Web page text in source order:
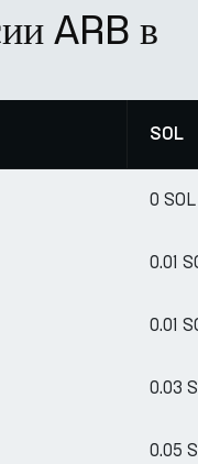
ARB в
SOL
0 SOL
0.01
0.01
0.03
0.05